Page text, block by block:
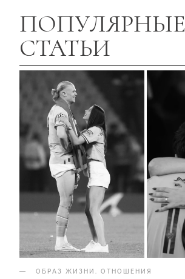
ПОПУЛЯРНЫЕ
СТАТЬИ
ОБРАЗ ЖИЗНИ ОТНОШЕНИЯ